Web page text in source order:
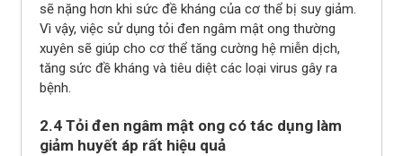
sẽ nặng hơn khi sức đề kháng của cơ thể bị suy giảm.
Vì vậy, việc sử dụng tỏi đen ngâm mật ong thường
xuyên sẽ giúp cho cơ thể tăng cường hệ miễn dịch,
tăng sức đề kháng và tiêu diệt các loại virus gây ra
bệnh.
2.4 Tỏi đen ngâm mật ong có tác dụng làm
giảm huyết áp rất hiệu quả